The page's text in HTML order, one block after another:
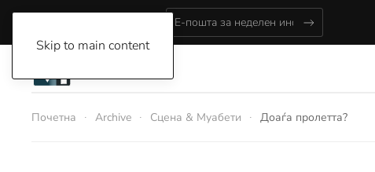
Skip to main content
Почетна Archive Сцена & Муабети Доаѓа пролетта?